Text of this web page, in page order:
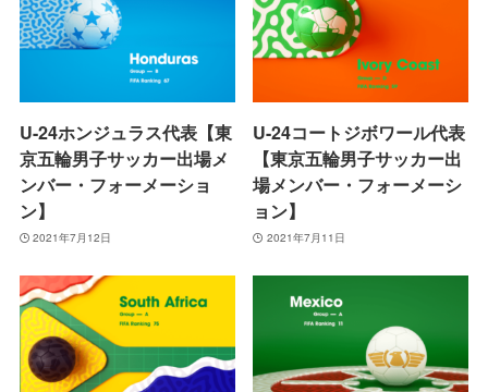
U-24ホンジュラス代表【東
京五輪男子サッカー出場メ
ンバー・フォーメーショ
ン】
2021年7月12日
U-24コートジボワール代表
【東京五輪男子サッカー出
場メンバー・フォーメーシ
ョン】
2021年7月11日